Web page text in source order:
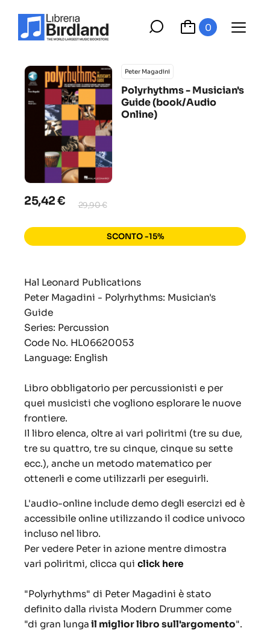
0
Peter Magadini
Polyrhythms - Musician's
Guide (book/Audio
Online)
25,42 € 29,90 €
SCONTO -15%
Hal Leonard Publications
Peter Magadini - Polyrhythms: Musician's
Guide
Series: Percussion
Code No. HL06620053
Language: English
Libro obbligatorio per percussionisti e per
quei musicisti che vogliono esplorare le nuove
frontiere.
Il libro elenca, oltre ai vari poliritmi (tre su due,
tre su quattro, tre su cinque, cinque su sette
ecc.), anche un metodo matematico per
ottenerli e come utilizzarli per eseguirli.
L'audio-online include demo degli esercizi ed è
accessibile online utilizzando il codice univoco
incluso nel libro.
Per vedere Peter in azione mentre dimostra
vari poliritmi, clicca qui click here
"Polyrhythms" di Peter Magadini è stato
definito dalla rivista Modern Drummer come
"di gran lunga il miglior libro sull'argomento".